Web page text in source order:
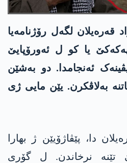
قەرەیلان لگەل رۆژنامەیا
یا کو ل ئەورۆپایێ
ئەنجامدا. دو بەشێن
بەلاڤکرن. یێن مایی ژی
دا، پێڤاژۆیێن ژ بھارا
تێنە نرخاندن. ل گۆری